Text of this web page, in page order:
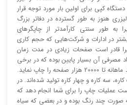
کپی برای اولین بار مورد توجه قرار
هنوز به طور گسترده در دفاتر بزرگ
به طور سنتی کارآمد‌‌تر از چاپگر‌های
در ادارات و شرکت‌هایی که حجم کاری
قادر است صفحات زیادی در مدت زمان
مصرفی آن بسیار پایین بوده که در برخی
از مدل‌ها به طور پیوسته می‌تواند ماهانه تا 20000 هزار صفحه را چاپ نماید.
سه کاره و چهار کاره تولید شده‌اند. در
عملیات چاپ را برای شما انجام دهد که
صورت چند رنگ بوده و در بعضی که سیاه